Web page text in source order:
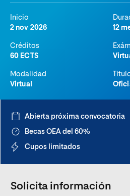
Inicio
2 nov 2026
12
Créditos
60 ECTS
Modalidad
Virtual
Abierta próxima convocatoria
Becas OEA del 60%
Cupos limitados
Solicita información